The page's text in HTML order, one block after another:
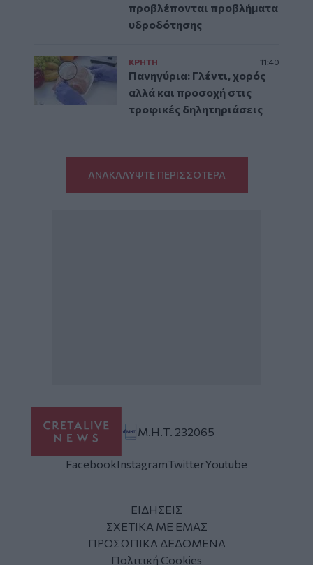
προβλέπονται προβλήματα
υδροδότησης
ΚΡΗΤΗ 11:40
Πανηγύρια: Γλέντι, χορός
αλλά και προσοχή στις
τροφικές δηλητηριάσεις
ΑΝΑΚΑΛΥΨΤΕ ΠΕΡΙΣΣΟΤΕΡΑ
Μ.Η.Τ. 232065
FacebookInstagramTwitterYoutube
ΕΙΔΗΣΕΙΣ
ΣΧΕΤΙΚΑ ΜΕ ΕΜΑΣ
ΠΡΟΣΩΠΙΚΑ ΔΕΔΟΜΕΝΑ
Πολιτική Cookies